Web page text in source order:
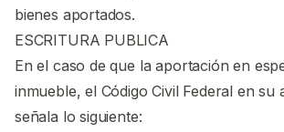
bienes aportados.
ESCRITURA PUBLICA
En el caso de que la aportación en
inmueble, el Código Civil Federal en su
señala lo siguiente: